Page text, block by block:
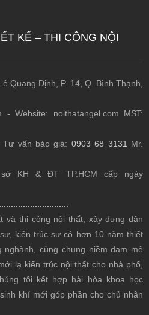
KẾ – THI CÔNG NỘI
Quang Định, P. 14, Q. Bình Thạnh,
- Website: noithatangel.com MST:
Tư vấn báo giá: 0903 68 3131 Mr.
sở KH & ĐT TP.HCM cấp ngày
và thi công nội thất, xây dựng dân
kiến trúc sư có hơn 10 năm thiết
cùng chung niềm đam mê
lạ kiến trúc nội thất cho nhà phố,
tôi kết hợp hài hòa khoa học
khí mới góp phần cho chủ nhân